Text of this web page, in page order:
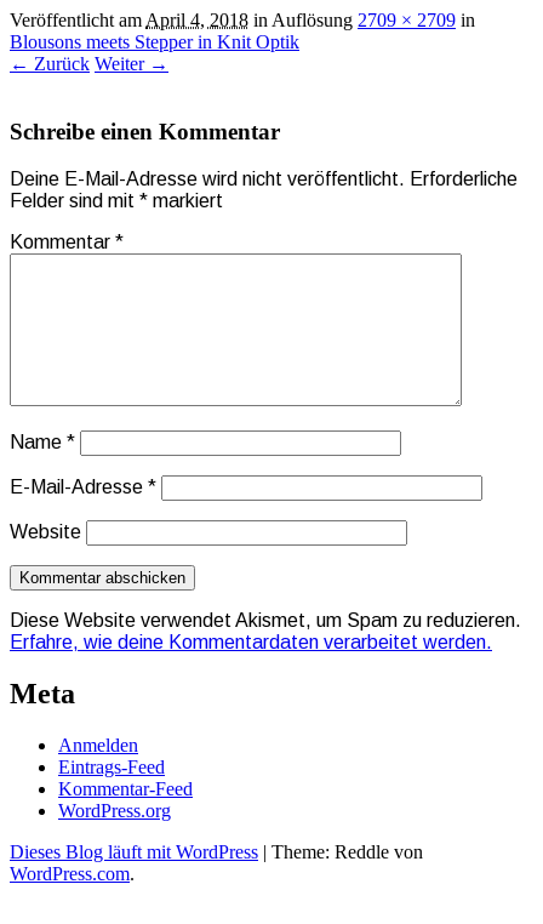
Veröffentlicht am April 4, 2018 in Auflösung 2709 × 2709 in
Blousons meets Stepper in Knit Optik
← Zurück Weiter →
Schreibe einen Kommentar
Deine E-Mail-Adresse wird nicht veröffentlicht. Erforderliche
Felder sind mit * markiert
Kommentar *
Name *
E-Mail-Adresse *
Website
Diese Website verwendet Akismet, um Spam zu reduzieren.
Erfahre, wie deine Kommentardaten verarbeitet werden.
Meta
Anmelden
Eintrags-Feed
Kommentar-Feed
WordPress.org
Dieses Blog läuft mit WordPress | Theme: Reddle von
WordPress.com.